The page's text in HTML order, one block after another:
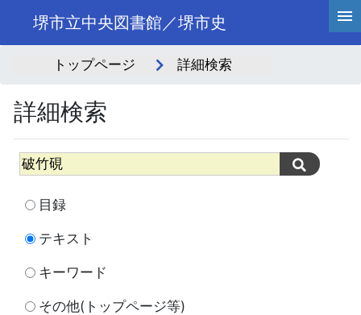
堺市立中央図書館／堺市史
トップページ 詳細検索
詳細検索
目録
テキスト
キーワード
その他(トップページ等)